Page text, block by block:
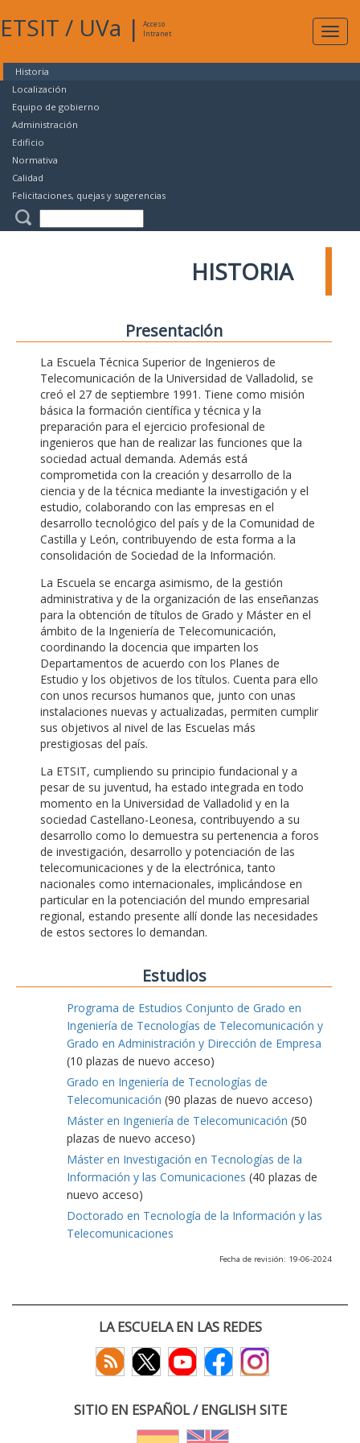
ETSIT / UVa |
Acceso
Intranet
Historia
Localización
Equipo de gobierno
Administración
Edificio
Normativa
Calidad
Felicitaciones, quejas y sugerencias
HISTORIA
Presentación
La Escuela Técnica Superior de Ingenieros de
Telecomunicación de la Universidad de Valladolid, se
creó el 27 de septiembre 1991. Tiene como misión
básica la formación científica y técnica y la
preparación para el ejercicio profesional de
ingenieros que han de realizar las funciones que la
sociedad actual demanda. Además está
comprometida con la creación y desarrollo de la
ciencia y de la técnica mediante la investigación y el
estudio, colaborando con las empresas en el
desarrollo tecnológico del país y de la Comunidad de
Castilla y León, contribuyendo de esta forma a la
consolidación de Sociedad de la Información.
La Escuela se encarga asimismo, de la gestión
administrativa y de la organización de las enseñanzas
para la obtención de títulos de Grado y Máster en el
ámbito de la Ingeniería de Telecomunicación,
coordinando la docencia que imparten los
Departamentos de acuerdo con los Planes de
Estudio y los objetivos de los títulos. Cuenta para ello
con unos recursos humanos que, junto con unas
instalaciones nuevas y actualizadas, permiten cumplir
sus objetivos al nivel de las Escuelas más
prestigiosas del país.
La ETSIT, cumpliendo su principio fundacional y a
pesar de su juventud, ha estado integrada en todo
momento en la Universidad de Valladolid y en la
sociedad Castellano-Leonesa, contribuyendo a su
desarrollo como lo demuestra su pertenencia a foros
de investigación, desarrollo y potenciación de las
telecomunicaciones y de la electrónica, tanto
nacionales como internacionales, implicándose en
particular en la potenciación del mundo empresarial
regional, estando presente allí donde las necesidades
de estos sectores lo demandan.
Estudios
Programa de Estudios Conjunto de Grado en
Ingeniería de Tecnologías de Telecomunicación y
Grado en Administración y Dirección de Empresa
(10 plazas de nuevo acceso)
Grado en Ingeniería de Tecnologías de
Telecomunicación (90 plazas de nuevo acceso)
Máster en Ingeniería de Telecomunicación (50
plazas de nuevo acceso)
Máster en Investigación en Tecnologías de la
Información y las Comunicaciones (40 plazas de
nuevo acceso)
Doctorado en Tecnología de la Información y las
Telecomunicaciones
Fecha de revisión: 19-06-2024
LA ESCUELA EN LAS REDES
SITIO EN ESPAÑOL / ENGLISH SITE